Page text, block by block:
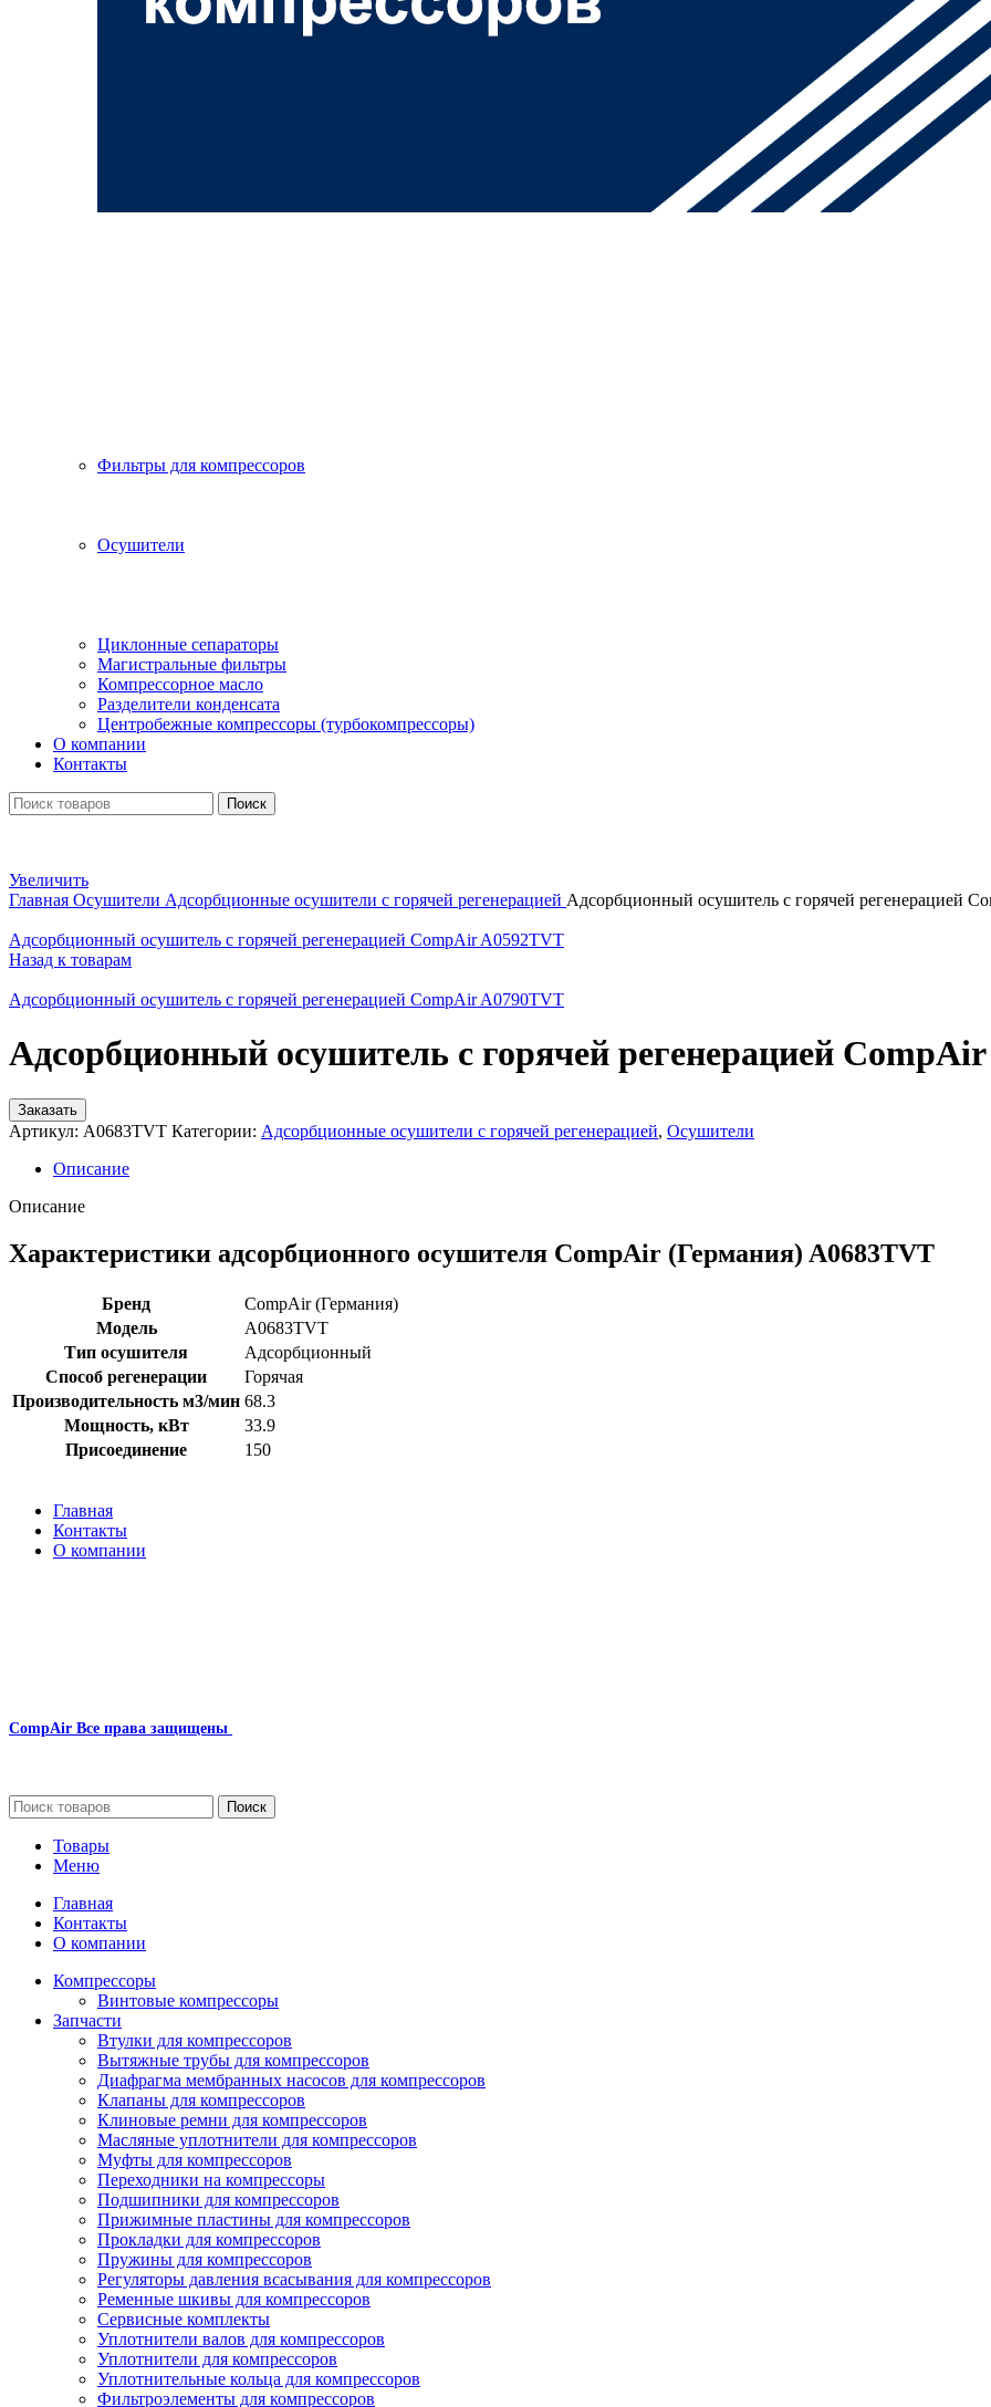
Фильтры для компрессоров
Осушители
Циклонные сепараторы
Магистральные фильтры
Компрессорное масло
Разделители конденсата
Центробежные компрессоры (турбокомпрессоры)
О компании
Контакты
Поиск
Увеличить
Главная Осушители Адсорбционные осушители с горячей регенерацией Адсорбционный осушитель c горячей регенерацией
Адсорбционный осушитель c горячей регенерацией CompAir A0592TVT
Назад к товарам
Адсорбционный осушитель c горячей регенерацией CompAir A0790TVT
Адсорбционный осушитель c горячей регенерацией
Заказать
Артикул: A0683TVT Категории: Адсорбционные осушители с горячей регенерацией, Осушители
Описание
Описание
Характеристики адсорбционного осушителя CompAir (Германия) A0683TVT
Бренд
CompAir (Германия)
Модель
A0683TVT
Тип осушителя
Адсорбционный
Способ регенерации
Горячая
Производительность м3/мин 68.3
Мощность, кВт
33.9
Присоединение
150
Главная
Контакты
О компании
CompAir Все права защищены
Поиск
Товары
Меню
Главная
Контакты
О компании
Компрессоры
Винтовые компрессоры
Запчасти
Втулки для компрессоров
Вытяжные трубы для компрессоров
Диафрагма мембранных насосов для компрессоров
Клапаны для компрессоров
Клиновые ремни для компрессоров
Масляные уплотнители для компрессоров
Муфты для компрессоров
Переходники на компрессоры
Подшипники для компрессоров
Прижимные пластины для компрессоров
Прокладки для компрессоров
Пружины для компрессоров
Регуляторы давления всасывания для компрессоров
Ременные шкивы для компрессоров
Сервисные комплекты
Уплотнители валов для компрессоров
Уплотнители для компрессоров
Уплотнительные кольца для компрессоров
Фильтроэлементы для компрессоров